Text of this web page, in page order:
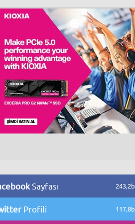
Sayfası 243,2b
Profili 117,8b